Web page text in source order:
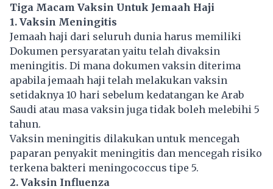
Tiga Macam Vaksin Untuk Jemaah Haji
1. Vaksin Meningitis
Jemaah haji dari seluruh dunia harus memiliki
Dokumen persyaratan yaitu telah divaksin
meningitis. Di mana dokumen vaksin diterima
apabila jemaah haji telah melakukan vaksin
setidaknya 10 hari sebelum kedatangan ke Arab
Saudi atau masa vaksin juga tidak boleh melebihi 5
tahun.
Vaksin meningitis dilakukan untuk mencegah
paparan penyakit meningitis dan mencegah risiko
terkena bakteri meningococcus tipe 5.
2. Vaksin Influenza